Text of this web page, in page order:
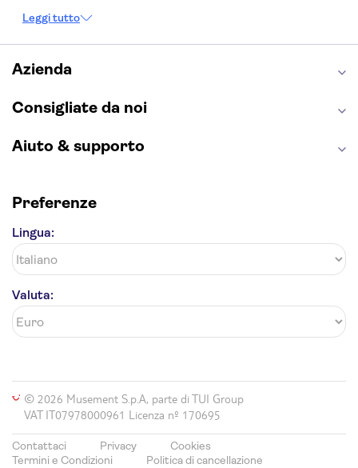
Museo del Louvre
Teatro alla Scala
Sagrada Familia
Pantheon
Napoli Sotterranea
Leggi tutto
Azienda
Consigliate da noi
Aiuto & supporto
Preferenze
Lingua:
Valuta:
© 2026 Musement S.p.A, parte di TUI Group
VAT IT07978000961 Licenza nº 170695
Contattaci Privacy
Cookies
Termini e Condizioni
Politica di cancellazione